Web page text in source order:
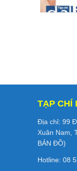
TẠP CHÍ
Địa chỉ: 99
Xuân Nam,
BẢN ĐỒ)
Hotline: 08